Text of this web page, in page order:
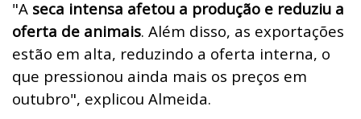
"A seca intensa afetou a produção e reduziu a
oferta de animais. Além disso, as exportações
estão em alta, reduzindo a oferta interna, o
que pressionou ainda mais os preços em
outubro", explicou Almeida.